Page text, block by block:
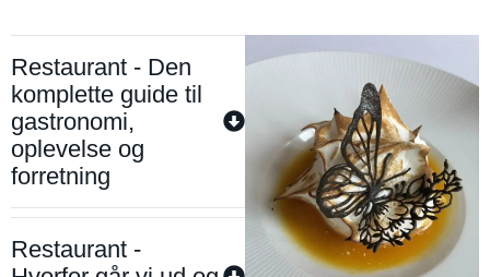
Restaurant - Den
komplette guide til
gastronomi,
oplevelse og
forretning
Restaurant -